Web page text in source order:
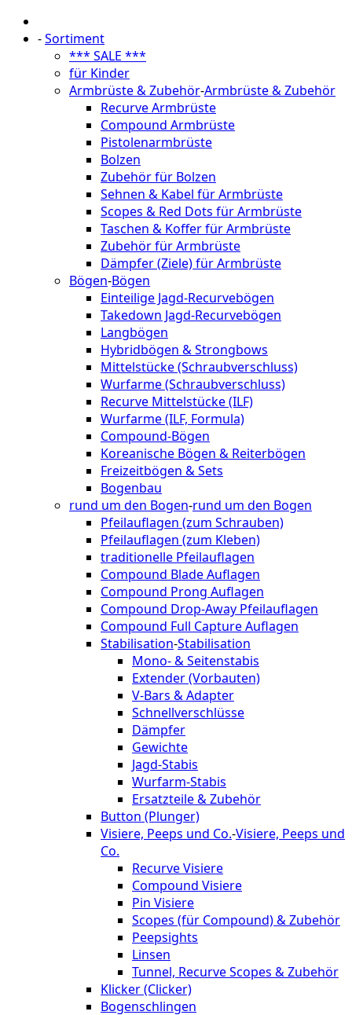
-Sortiment
*** SALE ***
für Kinder
Armbrüste & Zubehör-Armbrüste & Zubehör
Recurve Armbrüste
Compound Armbrüste
Pistolenarmbrüste
Bolzen
Zubehör für Bolzen
Sehnen & Kabel für Armbrüste
Scopes & Red Dots für Armbrüste
Taschen & Koffer für Armbrüste
Zubehör für Armbrüste
Dämpfer (Ziele) für Armbrüste
Bögen-Bögen
Einteilige Jagd-Recurvebögen
Takedown Jagd-Recurvebögen
Langbögen
Hybridbögen & Strongbows
Mittelstücke (Schraubverschluss)
Wurfarme (Schraubverschluss)
Recurve Mittelstücke (ILF)
Wurfarme (ILF, Formula)
Compound-Bögen
Koreanische Bögen & Reiterbögen
Freizeitbögen & Sets
Bogenbau
rund um den Bogen-rund um den Bogen
Pfeilauflagen (zum Schrauben)
Pfeilauflagen (zum Kleben)
traditionelle Pfeilauflagen
Compound Blade Auflagen
Compound Prong Auflagen
Compound Drop-Away Pfeilauflagen
Compound Full Capture Auflagen
Stabilisation-Stabilisation
Mono- & Seitenstabis
Extender (Vorbauten)
V-Bars & Adapter
Schnellverschlüsse
Dämpfer
Gewichte
Jagd-Stabis
Wurfarm-Stabis
Ersatzteile & Zubehör
Button (Plunger)
Visiere, Peeps und Co.-Visiere, Peeps und
Co.
Recurve Visiere
Compound Visiere
Pin Visiere
Scopes (für Compound) & Zubehör
Peepsights
Linsen
Tunnel, Recurve Scopes & Zubehör
Klicker (Clicker)
Bogenschlingen